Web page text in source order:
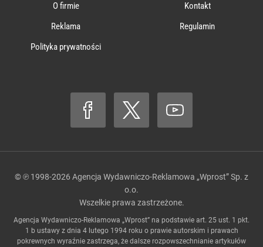
O firmie
Kontakt
Reklama
Regulamin
Polityka prywatności
© ℗ 1998-2026 Agencja Wydawniczo-Reklamowa „Wprost” Sp. z
o.o.
Wszelkie prawa zastrzeżone.
Agencja Wydawniczo-Reklamowa „Wprost” na podstawie art. 25 ust. 1 pkt.
1 b ustawy z dnia 4 lutego 1994 roku o prawie autorskim i prawach
pokrewnych wyraźnie zastrzega, że dalsze rozpowszechnianie artykułów